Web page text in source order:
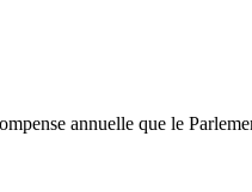
annuelle que le